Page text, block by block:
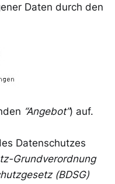
Daten durch den
“Angebot”) auf.
Datenschutzes
Grundverordnung
(BDSG)